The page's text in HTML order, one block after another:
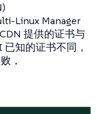
Linux Manager
提供的证书与
知的证书不同，
，